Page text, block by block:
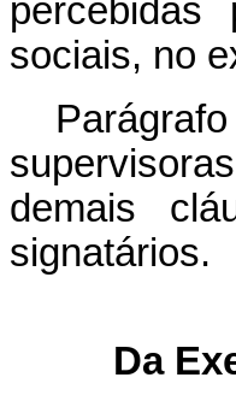
percebidas
sociais, no
demais
signatários.
Da